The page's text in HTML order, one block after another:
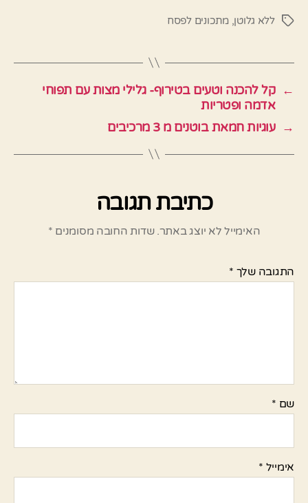
תגיותללא גלוטן,מתכונים לפסח
← קל להכנה וטעים בטירוף- גלילי מצות עם תפוחי
אדמה ופטריות
→ עוגיות חמאת בוטנים מ 3 מרכיבים
כתיבת תגובה
האימייל לא יוצג באתר. שדות החובה מסומנים *
התגובה שלך *
שם *
אימייל *